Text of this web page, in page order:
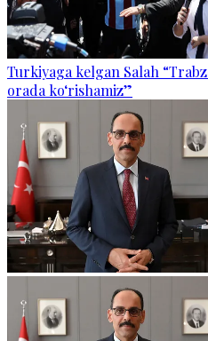
Turkiyaga kelgan Salah
orada ko‘rishamiz”